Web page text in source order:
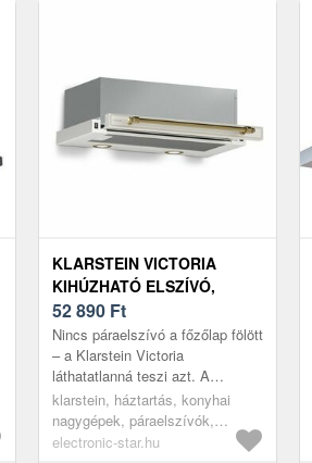
KLARSTEIN VICTORIA
KIHÚZHATÓ ELSZÍVÓ,
ELEGÁNS, RETRO
IHLETÉSŰ, IDŐTÁLLÓ EEC
A++ 358, 54 M³/H 60 CM
52 890 Ft
Nincs páraelszívó a főzőlap fölött
– a Klarstein Victoria
láthatatlanná teszi azt. A
teleszkópos páraelszívó főzés
közben kihúzódik az alsó
szekrén...
klarstein, háztartás, konyhai
nagygépek, páraelszívók,
teleszkópos páraelszívók
electronic-star.hu